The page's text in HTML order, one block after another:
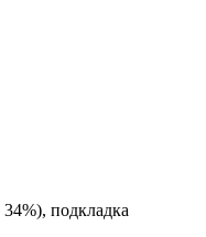
подкладка